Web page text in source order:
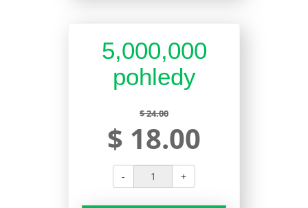
5,000,000
pohledy
$ 24.00
$ 18.00
- +